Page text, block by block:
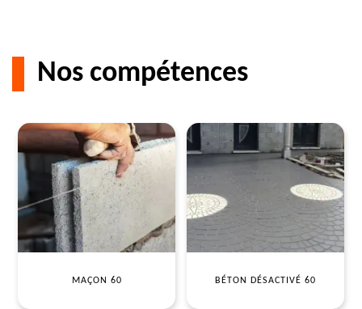
Nos compétences
MAÇON 60 BÉTON DÉSACTIVÉ 60